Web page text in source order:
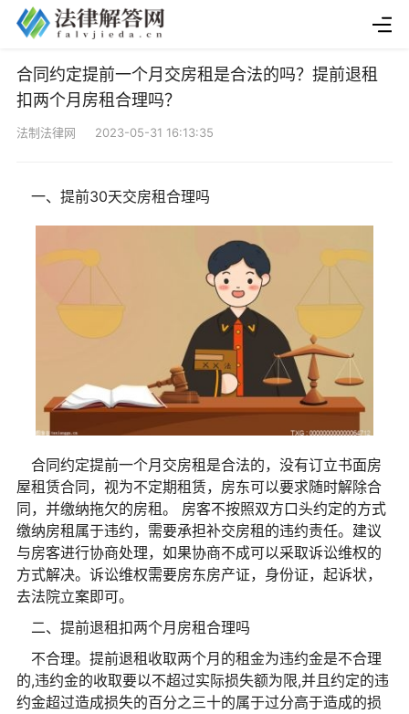
合同约定提前一个月交房租是合法的吗？提前退租
扣两个月房租合理吗？
法制法律网 2023-05-31 16:13:35
一、提前30天交房租合理吗
合同约定提前一个月交房租是合法的，没有订立书面房
屋租赁合同，视为不定期租赁，房东可以要求随时解除合
同，并缴纳拖欠的房租。 房客不按照双方口头约定的方式
缴纳房租属于违约，需要承担补交房租的违约责任。建议
与房客进行协商处理，如果协商不成可以采取诉讼维权的
方式解决。诉讼维权需要房东房产证，身份证，起诉状，
去法院立案即可。
二、提前退租扣两个月房租合理吗
不合理。提前退租收取两个月的租金为违约金是不合理
的,违约金的收取要以不超过实际损失额为限,并且约定的违
约金超过造成损失的百分之三十的属于过分高于造成的损